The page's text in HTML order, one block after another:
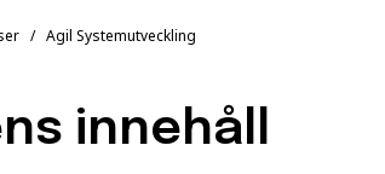
/ Agil Systemutveckling
innehåll